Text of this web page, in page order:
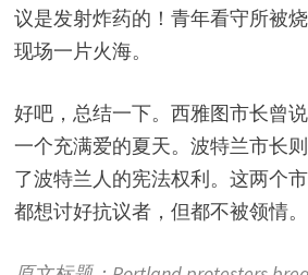
议是发射炸药的！青年看守所被
现场一片火海。
好吧，总结一下。西雅图市长曾
一个充满爱的夏天。波特兰市长
了波特兰人的宪法权利。这两个
都想讨好抗议者，但都不被领情。